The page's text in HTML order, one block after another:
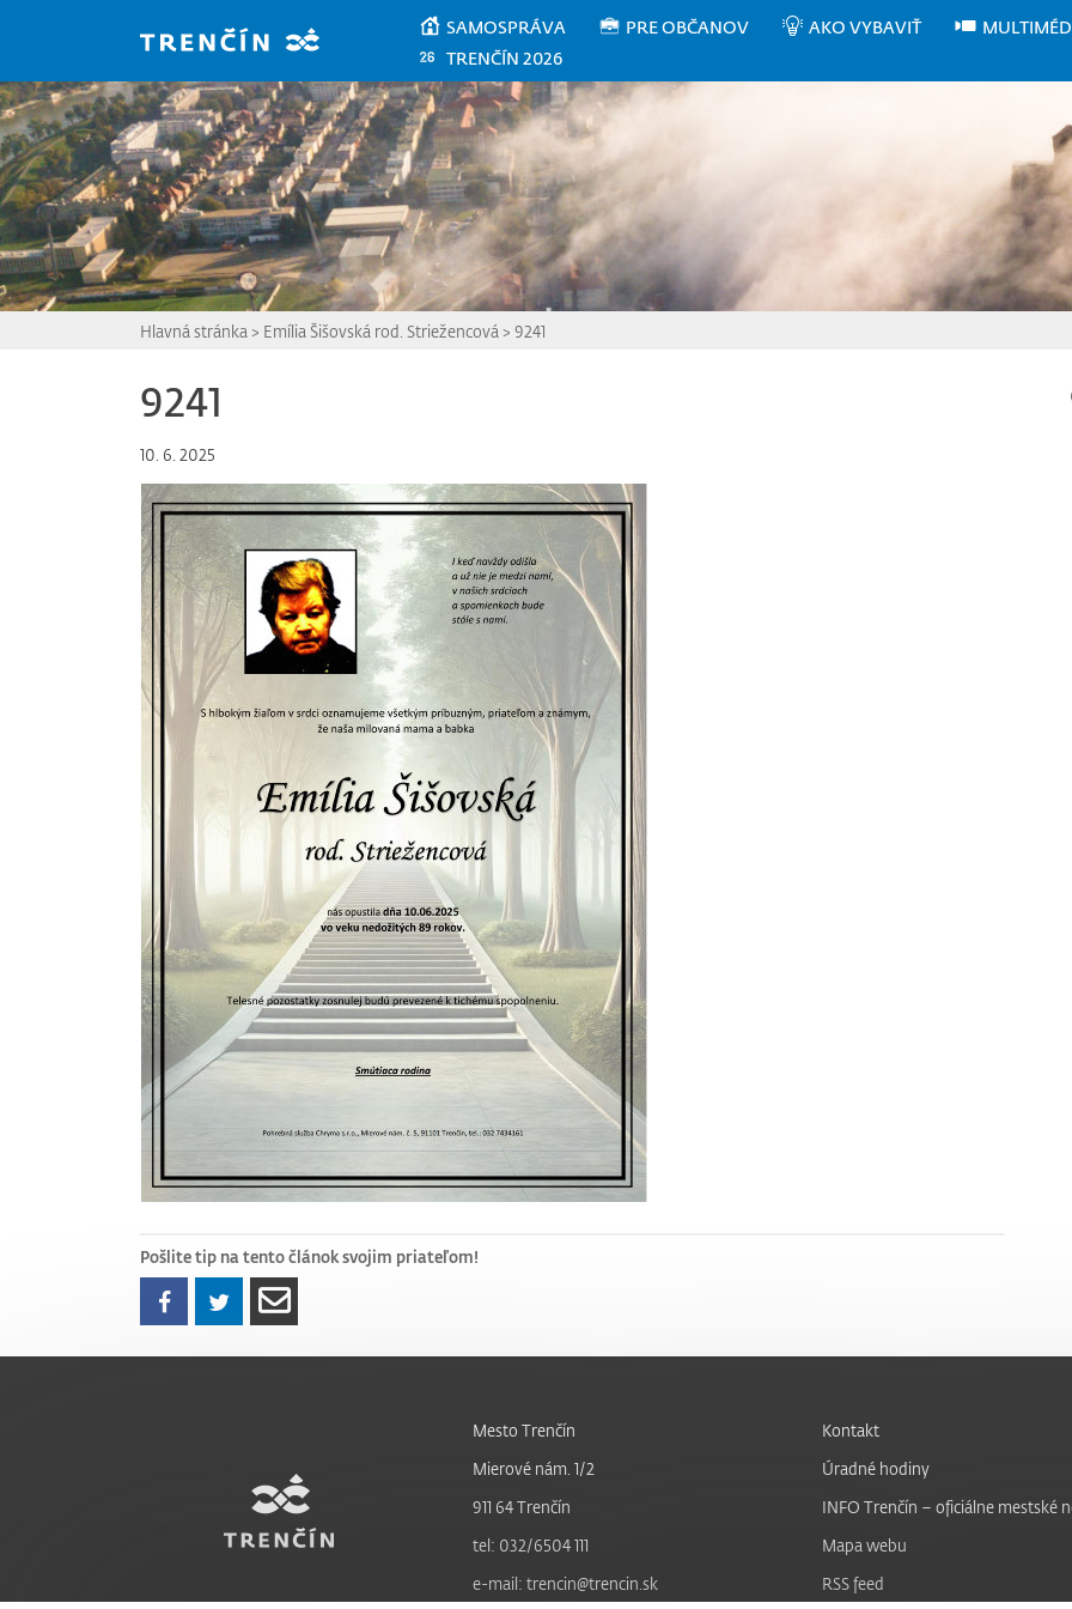
SAMOSPRÁVA PRE OBČANOV AKO VYBAVIŤ
TRENČÍN 2026
Hlavná stránka > Emília Šišovská rod. Striežencová > 9241
9241
10. 6. 2025
Pošlite tip na tento článok svojim priateľom!
Mesto Trenčín
Mierové nám. 1/2
911 64 Trenčín
tel: 032/6504 111
e-mail: trencin@trencin.sk
Kontakt
Úradné hodiny
INFO Trenčín – oficiálne mestské
Mapa webu
RSS feed